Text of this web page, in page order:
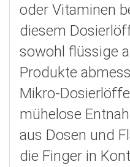
oder Vitaminen
diesem
sowohl flüssige
Produkte
Mikro-
mühelose
aus Dosen und
die Finger in